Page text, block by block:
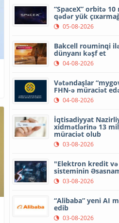
“SpaceX” orbitə
qədər yük
05-08-2026
Bakcell rouminqi
dünyanı kəşf et
04-08-2026
Vətəndaşlar
FHN-ə müraciət
04-08-2026
İqtisadiyyat
xidmətlərinə 13
müraciət olub
03-08-2026
"Elektron kredit
sisteminin
03-08-2026
“Alibaba” yeni AI
edib
03-08-2026